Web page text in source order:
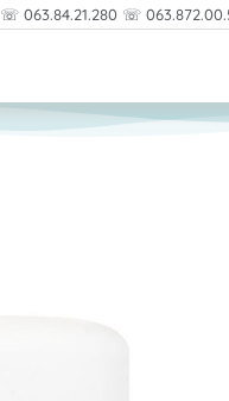
☏ 063.84.21.280 ☏